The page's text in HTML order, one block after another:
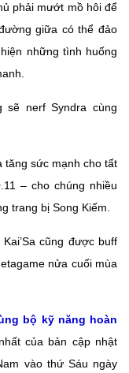
phải mướt mồ hôi để
giữa có thể đảo
những tình huống
sẽ nerf Syndra cùng
tăng sức mạnh cho tất
– cho chúng nhiều
trang bị Song Kiếm.
cũng được buff
nửa cuối mùa
bộ kỹ năng hoàn
của bản cập nhật
vào thứ Sáu ngày